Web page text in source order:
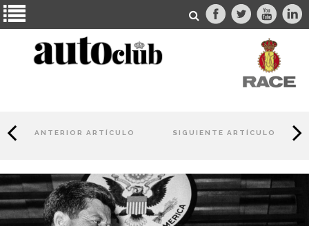
ANTERIOR ARTÍCULO SIGUIENTE ARTÍCULO